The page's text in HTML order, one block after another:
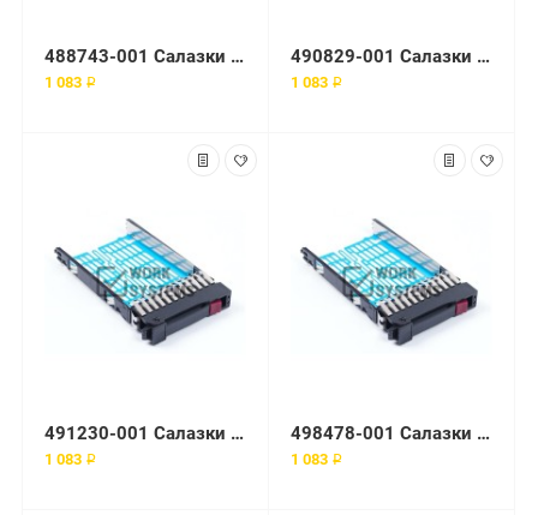
488743-001 Салазки HP Enterprise
1 083 ₽
490829-001 Салазки HP Enterprise
1 083 ₽
491230-001 Салазки HP Enterprise 2.5"
1 083 ₽
498478-001 Салазки HP Enterprise
1 083 ₽